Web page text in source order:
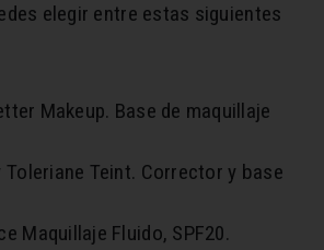
elegir entre estas siguientes
Makeup. Base de maquillaje
Toleriane Teint. Corrector y base
Maquillaje Fluido, SPF20.